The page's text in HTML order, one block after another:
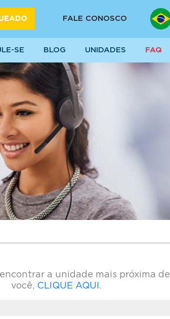
FALE CONOSCO
SE BLOG UNIDADES FAQ
a unidade mais próxima de
você, CLIQUE AQUI .